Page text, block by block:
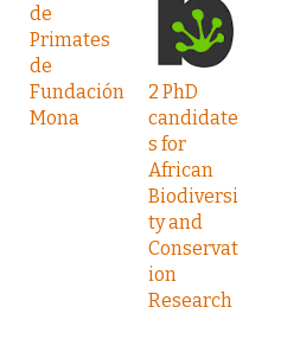
de
Primates
de
Fundación
Mona
2 PhD
candidate
s for
African
Biodiversi
ty and
Conservat
ion
Research